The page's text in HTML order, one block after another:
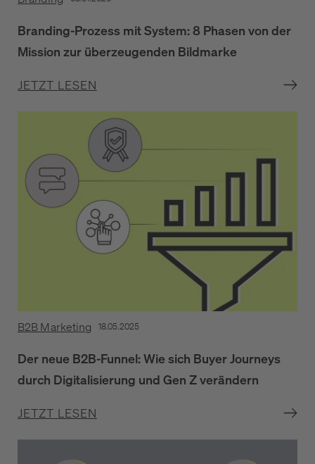
Branding-Prozess mit System: 8 Phasen von der
Mission zur überzeugenden Bildmarke
JETZT LESEN
B2B Marketing 18.05.2025
Der neue B2B-Funnel: Wie sich Buyer Journeys
durch Digitalisierung und Gen Z verändern
JETZT LESEN